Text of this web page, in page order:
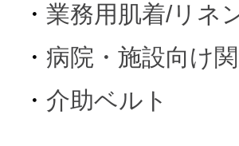
・ 業務用肌着/リネ
・ 病院・施設向け
・ 介助ベルト